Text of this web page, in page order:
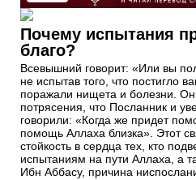
Почему испытания
благо?
Всевышний говорит: «Или вы
не испытав того, что постигло
поражали нищета и болезни.
потрясения, что Посланник и
говорили: «Когда же придет
помощь Аллаха близка». Этот
стойкость в сердца тех, кто
испытаниям на пути Аллаха, а
Ибн Аббасу, причина